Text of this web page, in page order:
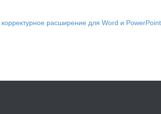
корректурное расширение для Word и PowerPoint